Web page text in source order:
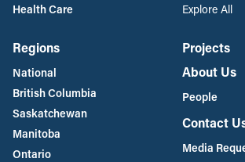
Health Care
Explore All
Regions
National
British Columbia
Saskatchewan
Manitoba
Ontario
Projects
About Us
People
Contact
Media